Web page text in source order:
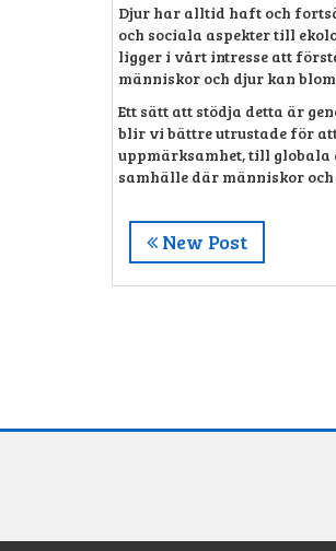
Djur har alltid haft och
och sociala aspekter till
ligger i vårt intresse att
människor och djur kan
Ett sätt att stödja detta är
blir vi bättre utrustade för
uppmärksamhet, till
samhälle där människor
New Post